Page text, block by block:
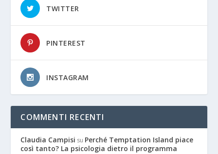
TWITTER
PINTEREST
INSTAGRAM
COMMENTI RECENTI
Claudia Campisi su Perché Temptation Island piace
così tanto? La psicologia dietro il programma